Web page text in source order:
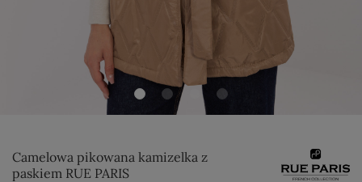
Camelowa pikowana kamizelka z
paskiem RUE PARIS